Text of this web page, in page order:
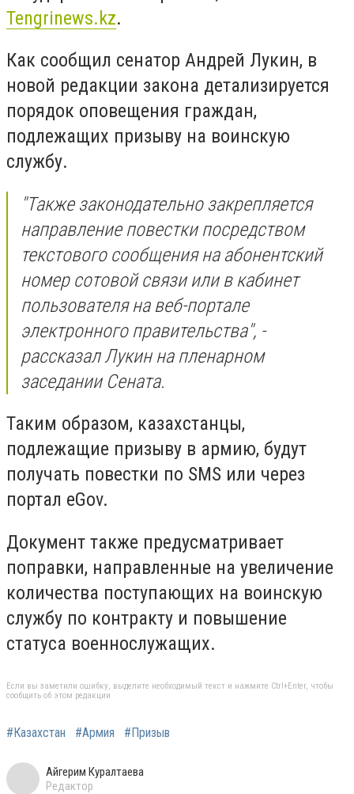
Tengrinews.kz.
Как сообщил сенатор Андрей Лукин, в
новой редакции закона детализируется
порядок оповещения граждан,
подлежащих призыву на воинскую
службу.
"Также законодательно закрепляется
направление повестки посредством
текстового сообщения на абонентский
номер сотовой связи или в кабинет
пользователя на веб-портале
электронного правительства", -
рассказал Лукин на пленарном
заседании Сената.
Таким образом, казахстанцы,
подлежащие призыву в армию, будут
получать повестки по SMS или через
портал eGov.
Документ также предусматривает
поправки, направленные на увеличение
количества поступающих на воинскую
службу по контракту и повышение
статуса военнослужащих.
Если вы заметили ошибку, выделите необходимый текст и нажмите Ctrl+Enter, чтобы
сообщить об этом редакции
#Казахстан #Армия #Призыв
Айгерим Куралтаева
Редактор